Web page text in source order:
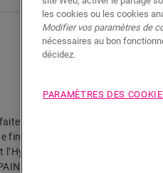
Aller
à la couleur de votre sol.
finition étanche à l’eau, nous
La plinthe est
les cookies ou les cookies
Modifier vos paramètres de
nécessaires au bon
décidez.
PARAMÈTRES DES